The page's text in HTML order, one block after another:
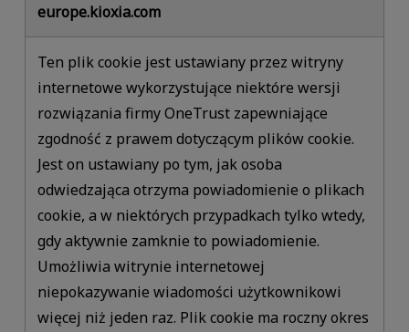
europe.kioxia.com
Ten plik cookie jest ustawiany przez witryny
internetowe wykorzystujące niektóre wersji
rozwiązania firmy OneTrust zapewniające
zgodność z prawem dotyczącym plików cookie.
Jest on ustawiany po tym, jak osoba
odwiedzająca otrzyma powiadomienie o plikach
cookie, a w niektórych przypadkach tylko wtedy,
gdy aktywnie zamknie to powiadomienie.
Umożliwia witrynie internetowej
niepokazywanie wiadomości użytkownikowi
więcej niż jeden raz. Plik cookie ma roczny okres